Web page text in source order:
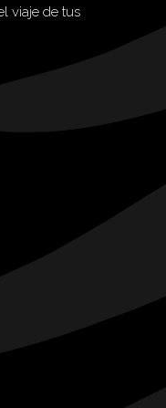
viaje de tus